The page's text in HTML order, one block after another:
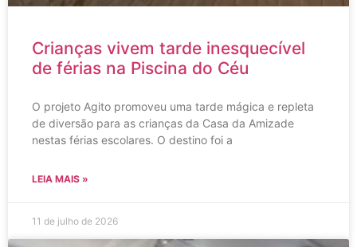
Crianças vivem tarde inesquecível
de férias na Piscina do Céu
O projeto Agito promoveu uma tarde mágica e repleta
de diversão para as crianças da Casa da Amizade
nestas férias escolares. O destino foi a
LEIA MAIS »
11 de julho de 2026